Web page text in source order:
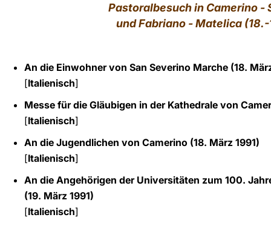
中文
LATINE
Pastoralbesuch in Camerino -
und Fabriano - Matelica
An die Einwohner von San Severino Marche (18.
[Italienisch]
Messe für die Gläubigen in der Kathedrale von
[Italienisch]
An die Jugendlichen von Camerino (18. März 1991)
[Italienisch]
An die Angehörigen der Universitäten zum 100.
(19. März 1991)
[Italienisch]